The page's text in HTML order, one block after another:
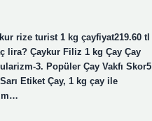
rize turist 1 kg çayfiyat219.60 tl
lira? Çaykur Filiz 1 kg Çay Çay
3. Popüler Çay Vakfı Skor5
Etiket Çay, 1 kg çay ile